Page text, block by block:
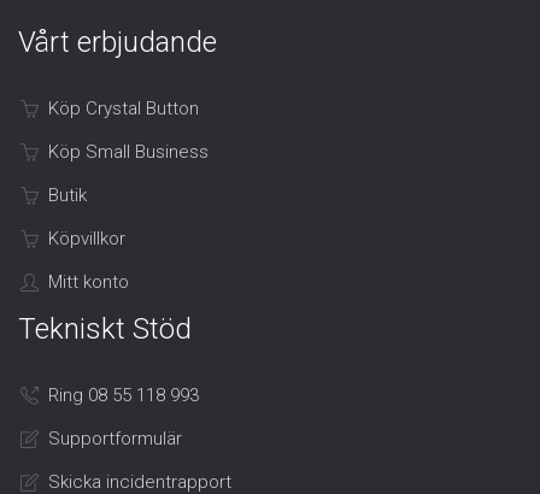
Vårt erbjudande
Köp Crystal Button
Köp Small Business
Butik
Köpvillkor
Mitt konto
Tekniskt Stöd
Ring 08 55 118 993
Supportformulär
Skicka incidentrapport